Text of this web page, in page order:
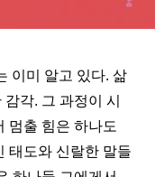
이미 알고 있다. 삶
각. 그 과정이 시
멈출 힘은 하나도
태도와 신랄한 말들